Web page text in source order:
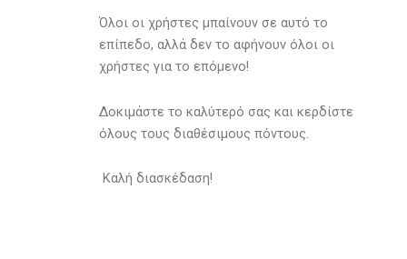
Όλοι οι χρήστες μπαίνουν σε αυτό το
επίπεδο, αλλά δεν το αφήνουν όλοι οι
χρήστες για το επόμενο!
Δοκιμάστε το καλύτερό σας και κερδίστε
όλους τους διαθέσιμους πόντους.
Καλή διασκέδαση!